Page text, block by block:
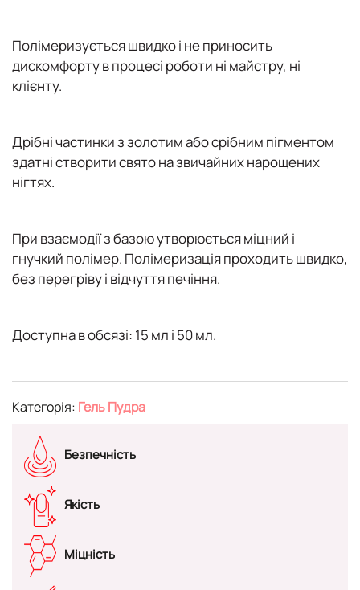
Полімеризується швидко і не приносить
дискомфорту в процесі роботи ні майстру, ні
клієнту.
Дрібні частинки з золотим або срібним пігментом
здатні створити свято на звичайних нарощених
нігтях.
При взаємодії з базою утворюється міцний і
гнучкий полімер. Полімеризація проходить швидко,
без перегріву і відчуття печіння.
Доступна в обсязі: 15 мл і 50 мл.
Категорія: Гель Пудра
Безпечність
Якість
Міцність